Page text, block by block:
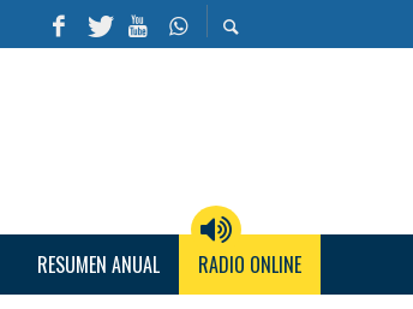
RESUMEN ANUAL RADIO ONLINE